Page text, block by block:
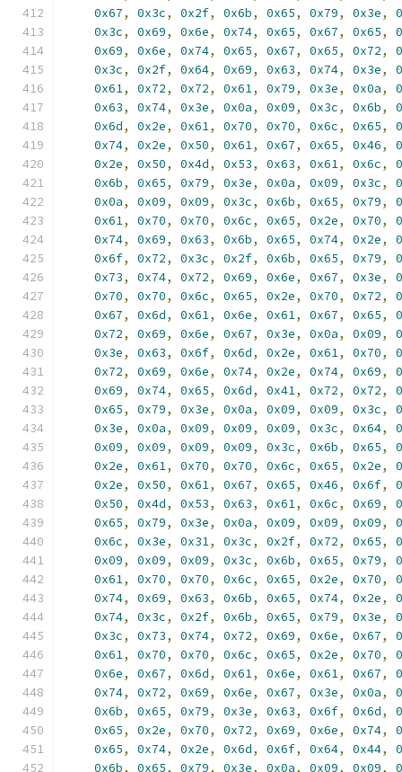
0x67, 0x3c, 0x2f, 0x6b, 0x65, 0x79, 0x3e,
0x3c, 0x69, 0x6e, 0x74, 0x65, 0x67, 0x65,
0x69, 0x6e, 0x74, 0x65, 0x67, 0x65, 0x72,
0x3c, 0x2f, 0x64, 0x69, 0x63, 0x74, 0x3e,
0x61, 0x72, 0x72, 0x61, 0x79, 0x3e, 0x0a,
0x63, 0x74, 0x3e, 0x0a, 0x09, 0x3c, 0x6b,
0x6d, 0x2e, 0x61, 0x70, 0x70, 0x6c, 0x65,
0x74, 0x2e, 0x50, 0x61, 0x67, 0x65, 0x46,
0x2e, 0x50, 0x4d, 0x53, 0x63, 0x61, 0x6c,
0x6b, 0x65, 0x79, 0x3e, 0x0a, 0x09, 0x3c,
0x0a, 0x09, 0x09, 0x3c, 0x6b, 0x65, 0x79,
0x61, 0x70, 0x70, 0x6c, 0x65, 0x2e, 0x70,
0x74, 0x69, 0x63, 0x6b, 0x65, 0x74, 0x2e,
0x6f, 0x72, 0x3c, 0x2f, 0x6b, 0x65, 0x79,
0x73, 0x74, 0x72, 0x69, 0x6e, 0x67, 0x3e,
0x70, 0x70, 0x6c, 0x65, 0x2e, 0x70, 0x72,
0x67, 0x6d, 0x61, 0x6e, 0x61, 0x67, 0x65,
0x72, 0x69, 0x6e, 0x67, 0x3e, 0x0a, 0x09,
0x3e, 0x63, 0x6f, 0x6d, 0x2e, 0x61, 0x70,
0x72, 0x69, 0x6e, 0x74, 0x2e, 0x74, 0x69,
0x69, 0x74, 0x65, 0x6d, 0x41, 0x72, 0x72,
0x65, 0x79, 0x3e, 0x0a, 0x09, 0x09, 0x3c,
0x3e, 0x0a, 0x09, 0x09, 0x09, 0x3c, 0x64,
0x09, 0x09, 0x09, 0x09, 0x3c, 0x6b, 0x65,
0x2e, 0x61, 0x70, 0x70, 0x6c, 0x65, 0x2e,
0x2e, 0x50, 0x61, 0x67, 0x65, 0x46, 0x6f,
0x50, 0x4d, 0x53, 0x63, 0x61, 0x6c, 0x69,
0x65, 0x79, 0x3e, 0x0a, 0x09, 0x09, 0x09,
0x6c, 0x3e, 0x31, 0x3c, 0x2f, 0x72, 0x65,
0x09, 0x09, 0x09, 0x3c, 0x6b, 0x65, 0x79,
0x61, 0x70, 0x70, 0x6c, 0x65, 0x2e, 0x70,
0x74, 0x69, 0x63, 0x6b, 0x65, 0x74, 0x2e,
0x74, 0x3c, 0x2f, 0x6b, 0x65, 0x79, 0x3e,
0x3c, 0x73, 0x74, 0x72, 0x69, 0x6e, 0x67,
0x61, 0x70, 0x70, 0x6c, 0x65, 0x2e, 0x70,
0x6e, 0x67, 0x6d, 0x61, 0x6e, 0x61, 0x67,
0x74, 0x72, 0x69, 0x6e, 0x67, 0x3e, 0x0a,
0x6b, 0x65, 0x79, 0x3e, 0x63, 0x6f, 0x6d,
0x65, 0x2e, 0x70, 0x72, 0x69, 0x6e, 0x74,
0x65, 0x74, 0x2e, 0x6d, 0x6f, 0x64, 0x44,
0x6b, 0x65, 0x79, 0x3e, 0x0a, 0x09, 0x09,